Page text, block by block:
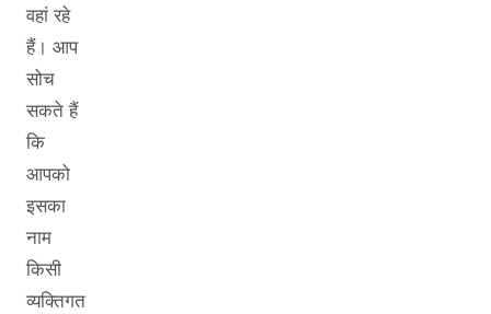
वहां रहे
हैं। आप
सोच
सकते हैं
कि
आपको
इसका
नाम
किसी
व्यक्तिगत